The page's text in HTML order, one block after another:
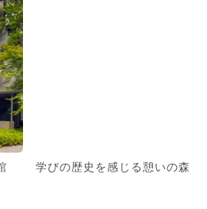
学びの歴史を感じる憩いの森